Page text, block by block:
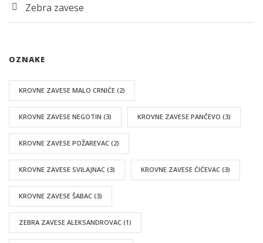
Zebra zavese
OZNAKE
KROVNE ZAVESE MALO CRNIĆE (2)
KROVNE ZAVESE NEGOTIN (3) KROVNE ZAVESE PANČEVO (3)
KROVNE ZAVESE POŽAREVAC (2)
KROVNE ZAVESE SVILAJNAC (3) KROVNE ZAVESE ĆIĆEVAC (3)
KROVNE ZAVESE ŠABAC (3)
ZEBRA ZAVESE ALEKSANDROVAC (1)